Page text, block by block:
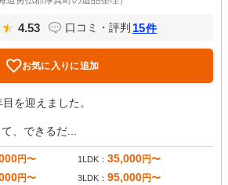
4.53 口コミ・評判 15件
お気に入りに追加
を迎えました。
、できるだ...
円〜 1LDK 35,000円〜
円〜 3LDK 95,000円〜